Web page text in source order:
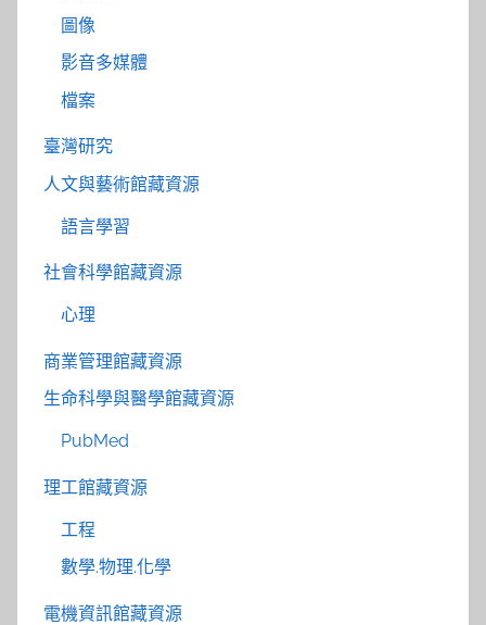
圖像
影音多媒體
檔案
臺灣研究
人文與藝術館藏資源
語言學習
社會科學館藏資源
心理
商業管理館藏資源
生命科學與醫學館藏資源
PubMed
理工館藏資源
工程
數學.物理.化學
電機資訊館藏資源